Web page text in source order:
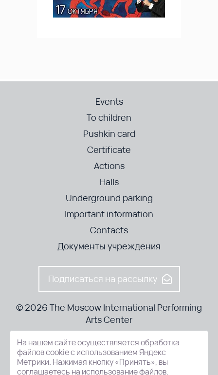
Events
To children
Pushkin card
Certificate
Actions
Halls
Underground parking
Important information
Contacts
Документы учреждения
Подписаться на рассылку
© 2026 The Moscow International Performing
Arts Center
52-8, Kosmodamianskaya nab., Moscow, 115054, Russia
На нашем сайте осуществляется обработка
файлов cookie с использованием Яндекс
Метрики. Нажимая кнопку «Принять», вы
соглашаетесь на использование файлов.